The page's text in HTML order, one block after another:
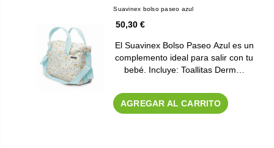
Suavinex bolso paseo azul
50,30 €
El Suavinex Bolso Paseo Azul es un
complemento ideal para salir con tu
bebé. Incluye: Toallitas Derm…
AGREGAR AL CARRITO